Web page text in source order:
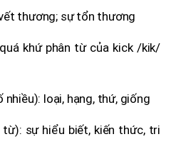
thương; sự tổn thương
khứ phân từ của kick /kik/
loại, hạng, thứ, giống
sự hiểu biết, kiến thức, tri